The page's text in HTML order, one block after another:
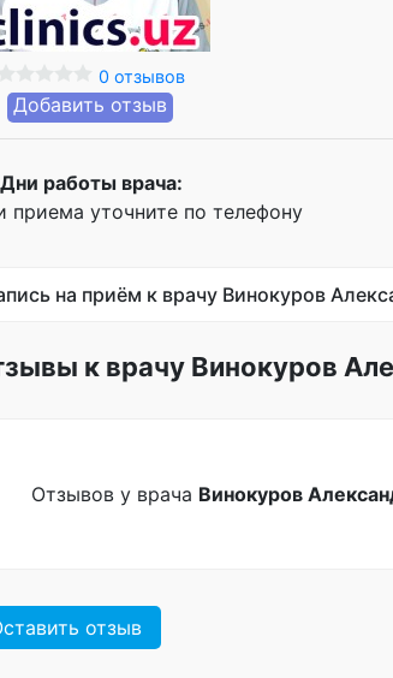
0 отзывов
Добавить отзыв
Дни работы врача:
приема уточните по телефону
на приём к врачу Винокуров
к врачу Винокуров
Отзывов у врача Винокуров
отзыв